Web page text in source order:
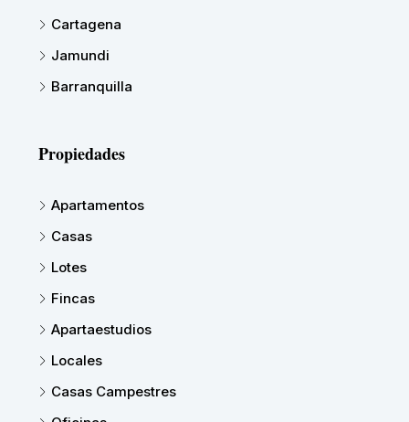
Cartagena
Jamundi
Barranquilla
Propiedades
Apartamentos
Casas
Lotes
Fincas
Apartaestudios
Locales
Casas Campestres